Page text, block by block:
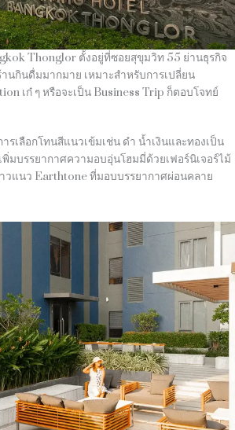
Thonglor ตั้งอยู่ที่ซอยสุขุมวิท 55 ย่านธุรกิจ
นกินดื่มมากมาย เหมาะสำหรับการเปลี่ยน
เก๋ ๆ หรือจะเป็น Business Trip ก็ตอบโจทย์
รเลือกโทนสีแนวเข้มเช่น ดำ น้ำเงินและทองเป็น
มบรรยากาศความอบอุ่นโฮมมี่ด้วยเฟอร์นิเจอร์ไม้
วแนว Earthtone ที่มอบบรรยากาศผ่อนคลาย